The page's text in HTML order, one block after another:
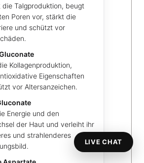
die Talgproduktion, beugt
Poren vor, stärkt die
und schützt vor
Kollagenproduktion,
Eigenschaften
vor Altersanzeichen.
Energie und den
der Haut und verleiht ihr
und strahlenderes
LIVE CHAT